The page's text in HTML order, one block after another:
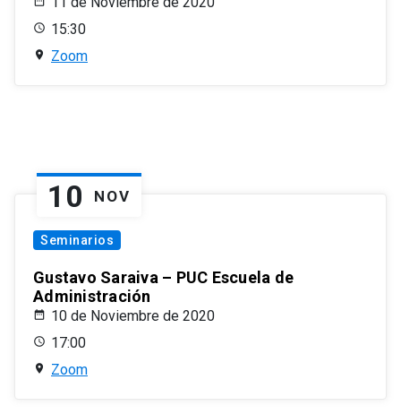
15:30
Zoom
10 NOV
Seminarios
Gustavo Saraiva – PUC Escuela de
Administración
10 de Noviembre de 2020
17:00
Zoom